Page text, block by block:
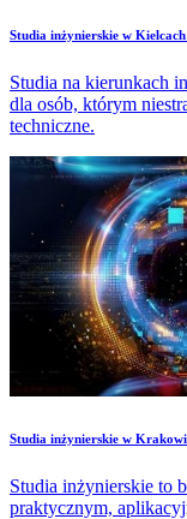
Studia inżynierskie w
Studia na kierunkach
dla osób, którym
techniczne.
Studia inżynierskie w
Studia inżynierskie to
praktycznym,